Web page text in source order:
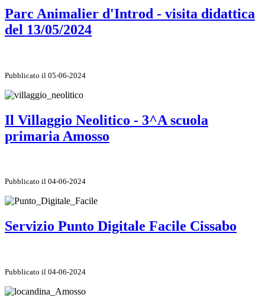
Parc Animalier d'Introd - visita didattica
del 13/05/2024
Pubblicato il 05-06-2024
Il Villaggio Neolitico - 3^A scuola
primaria Amosso
Pubblicato il 04-06-2024
Servizio Punto Digitale Facile Cissabo
Pubblicato il 04-06-2024